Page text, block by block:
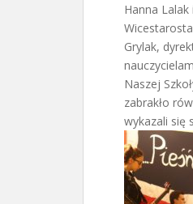
Hanna
Grylak,
Naszej
zabrakło
wykazali się